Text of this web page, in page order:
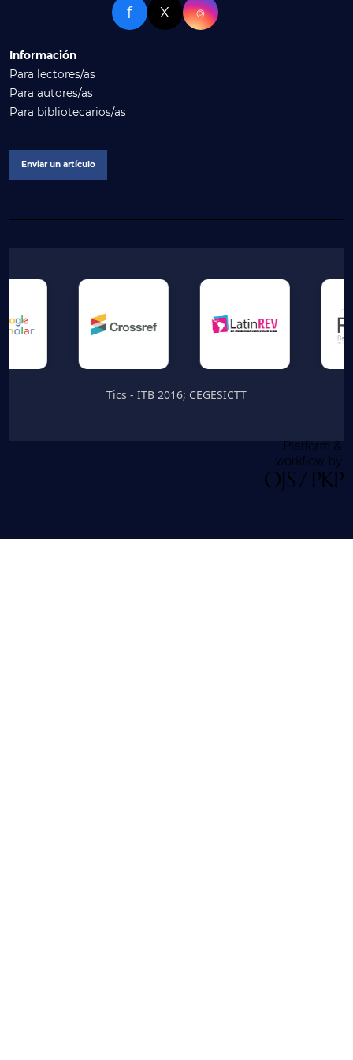
f X ⌾
Información
Para lectores/as
Para autores/as
Para bibliotecarios/as
Enviar un artículo
Tics - ITB 2016; CEGESICTT